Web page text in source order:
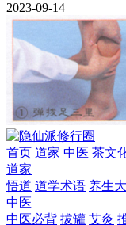
2023-09-14
首页 道家 中医 茶文
道家
悟道 道学术语 养生
中医
中医必背 拔罐 艾灸